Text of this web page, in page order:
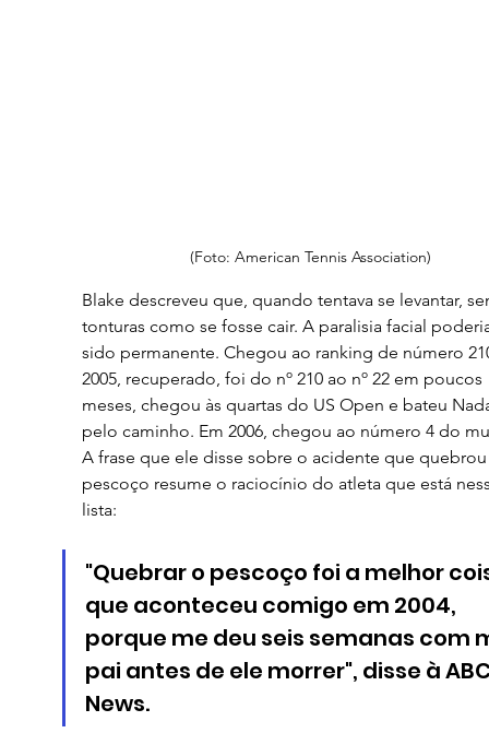
(Foto: American Tennis Association)
Blake descreveu que, quando tentava se levantar,
tonturas como se fosse cair. A paralisia facial
sido permanente. Chegou ao ranking de número
2005, recuperado, foi do nº 210 ao nº 22 em poucos
meses, chegou às quartas do US Open e bateu
pelo caminho. Em 2006, chegou ao número 4 do
A frase que ele disse sobre o acidente que
pescoço resume o raciocínio do atleta que está
lista:
"Quebrar o pescoço foi a melhor
que aconteceu comigo em 2004,
porque me deu seis semanas com
pai antes de ele morrer", disse à
News.